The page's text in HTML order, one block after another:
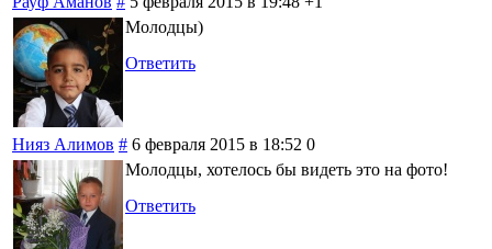
Молодцы)
Ответить
Нияз Алимов # 6 февраля 2015 в 18:52 0
Молодцы, хотелось бы видеть это на фото!
Ответить